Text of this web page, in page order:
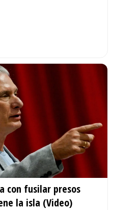
con fusilar presos
la isla (Video)